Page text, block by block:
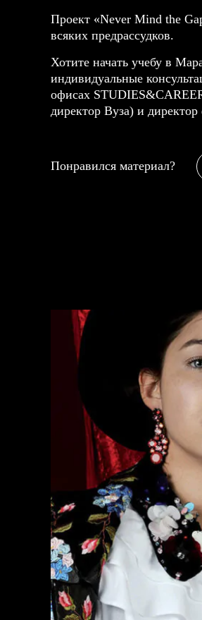
Проект «Never Mind the
всяких предрассудков.
Хотите начать учебу в
индивидуальные
офисах
директор Вуза) и
Понравился материал?